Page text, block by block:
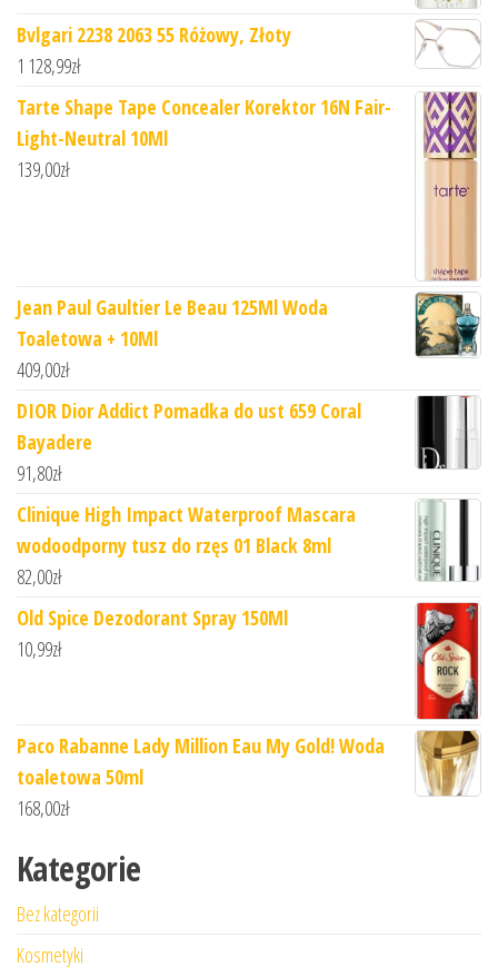
Bvlgari 2238 2063 55 Różowy, Złoty
1 128,99zł
Tarte Shape Tape Concealer Korektor 16N Fair-
Light-Neutral 10Ml
139,00zł
Jean Paul Gaultier Le Beau 125Ml Woda
Toaletowa + 10Ml
409,00zł
DIOR Dior Addict Pomadka do ust 659 Coral
Bayadere
91,80zł
Clinique High Impact Waterproof Mascara
wodoodporny tusz do rzęs 01 Black 8ml
82,00zł
Old Spice Dezodorant Spray 150Ml
10,99zł
Paco Rabanne Lady Million Eau My Gold! Woda
toaletowa 50ml
168,00zł
Kategorie
Bez kategorii
Kosmetyki